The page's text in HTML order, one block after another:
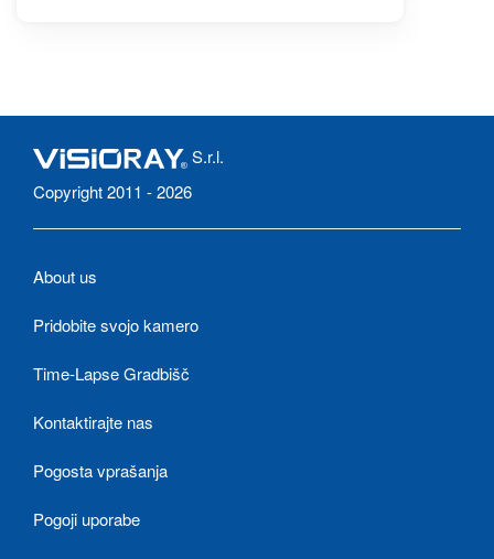
S.r.l.
Copyright 2011 - 2026
About us
Pridobite svojo kamero
Time-Lapse Gradbišč
Kontaktirajte nas
Pogosta vprašanja
Pogoji uporabe